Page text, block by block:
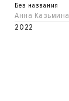
Без названия
Анна Казьмина
2022